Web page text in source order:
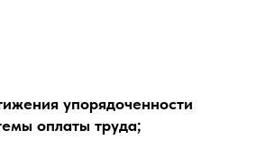
упорядоченности
оплаты труда;